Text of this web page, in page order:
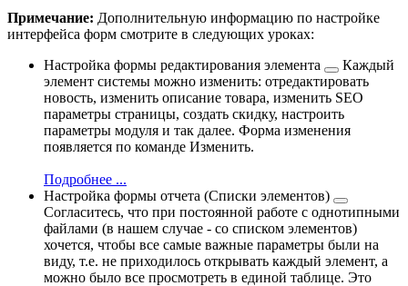
Примечание: Дополнительную информацию по настройке
интерфейса форм смотрите в следующих уроках:
Настройка формы редактирования элемента
Каждый
элемент системы можно изменить: отредактировать
новость, изменить описание товара, изменить SEO
параметры страницы, создать скидку, настроить
параметры модуля и так далее. Форма изменения
появляется по команде Изменить.
Подробнее ...
Настройка формы отчета (Списки элементов)
Согласитесь, что при постоянной работе с однотипными
файлами (в нашем случае - со списком элементов)
хочется, чтобы все самые важные параметры были на
виду, т.е. не приходилось открывать каждый элемент, а
можно было все просмотреть в единой таблице. Это